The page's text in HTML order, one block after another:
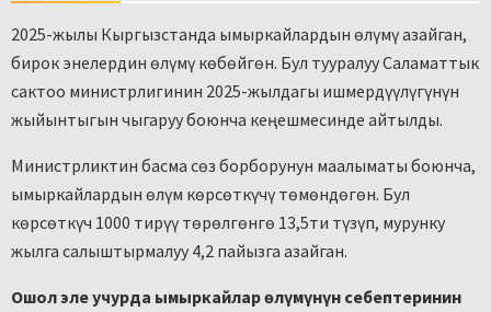
2025-жылы Кыргызстанда ымыркайлардын өлүмү азайган,
бирок энелердин өлүмү көбөйгөн. Бул тууралуу Саламаттык
сактоо министрлигинин 2025-жылдагы ишмердүүлүгүнүн
жыйынтыгын чыгаруу боюнча кеңешмесинде айтылды.
Министрликтин басма сөз борборунун маалыматы боюнча,
ымыркайлардын өлүм көрсөткүчү төмөндөгөн. Бул
көрсөткүч 1000 тирүү төрөлгөнгө 13,5ти түзүп, мурунку
жылга салыштырмалуу 4,2 пайызга азайган.
Ошол эле учурда ымыркайлар өлүмүнүн себептеринин